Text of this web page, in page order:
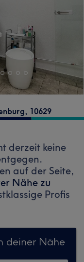
, 10629
derzeit keine
auf der Seite,
Nähe zu
Profis
deiner Nähe